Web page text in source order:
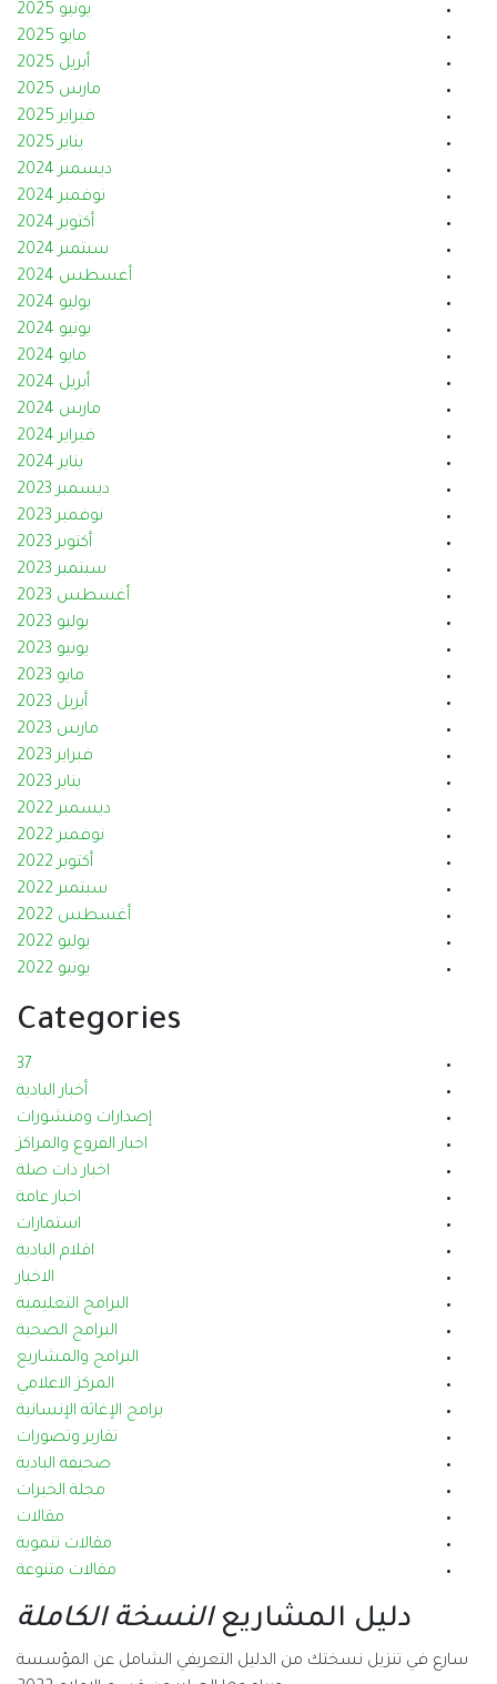
يونيو 2025
مايو 2025
أبريل 2025
مارس 2025
فبراير 2025
يناير 2025
ديسمبر 2024
نوفمبر 2024
أكتوبر 2024
سبتمبر 2024
أغسطس 2024
يوليو 2024
يونيو 2024
مايو 2024
أبريل 2024
مارس 2024
فبراير 2024
يناير 2024
ديسمبر 2023
نوفمبر 2023
أكتوبر 2023
سبتمبر 2023
أغسطس 2023
يوليو 2023
يونيو 2023
مايو 2023
أبريل 2023
مارس 2023
فبراير 2023
يناير 2023
ديسمبر 2022
نوفمبر 2022
أكتوبر 2022
سبتمبر 2022
أغسطس 2022
يوليو 2022
يونيو 2022
Categories
37
أخبار البادية
إصدارات ومنشورات
اخبار الفروع والمراكز
اخبار ذات صلة
اخبار عامة
استمارات
اقلام البادية
الاخبار
البرامج التعليمية
البرامج الصحية
البرامج والمشاريع
المركز الاعلامي
برامج الإغاثة الإنسانية
تقارير وتصورات
صحيفة البادية
مجلة الخيرات
مقالات
مقالات تنموية
مقالات متنوعة
دليل المشاريعالنسخة الكاملة
سارع في تنزيل نسختك من الدليل التعريفي الشامل عن المؤسسة